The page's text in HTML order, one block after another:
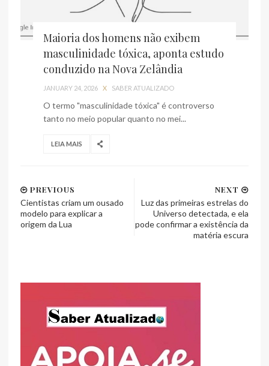
Maioria dos homens não exibem
masculinidade tóxica, aponta estudo
conduzido na Nova Zelândia
JANUARY 24, 2026 X SABER ATUALIZADO
O termo "masculinidade tóxica" é controverso
tanto no meio popular quanto no mei...
LEIA MAIS
NEXT
Luz das primeiras estrelas do
Universo detectada, e ela
pode confirmar a existência da
matéria escura
PREVIOUS
Cientistas criam um ousado
modelo para explicar a
origem da Lua